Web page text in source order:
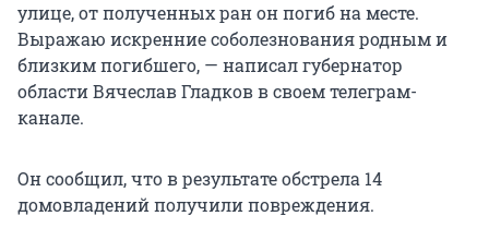
улице, от полученных ран он погиб на месте.
Выражаю искренние соболезнования родным и
близким погибшего, — написал губернатор
области Вячеслав Гладков в своем телеграм-
канале.
Он сообщил, что в результате обстрела 14
домовладений получили повреждения.